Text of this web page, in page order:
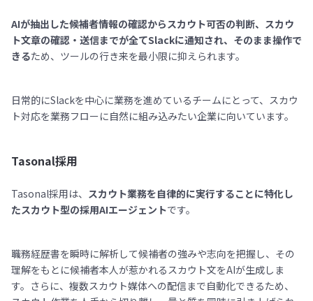
AIが抽出した候補者情報の確認からスカウト可否の判断、スカウ
ト文章の確認・送信までが全てSlackに通知され、そのまま操作で
きるため、ツールの行き来を最小限に抑えられます。
日常的にSlackを中心に業務を進めているチームにとって、スカウ
ト対応を業務フローに自然に組み込みたい企業に向いています。
Tasonal採用
Tasonal採用は、 スカウト業務を自律的に実行することに特化し
たスカウト型の採用AIエージェントです。
職務経歴書を瞬時に解析して候補者の強みや志向を把握し、その
理解をもとに候補者本人が惹かれるスカウト文をAIが生成しま
す。さらに、複数スカウト媒体への配信まで自動化できるため、